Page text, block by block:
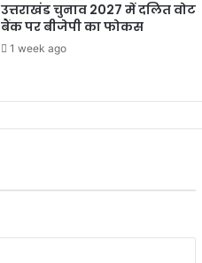
उत्तराखंड चुनाव 2027 में दलित वोट
बैंक पर बीजेपी का फोकस
1 week ago